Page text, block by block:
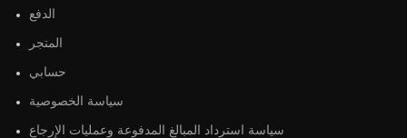
الدفع
المتجر
حسابي
سياسة الخصوصية
سياسة استرداد المبالغ المدفوعة وعمليات الإرجاع